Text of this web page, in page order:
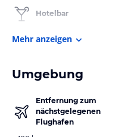
Hotelbar
Mehr anzeigen
Umgebung
Entfernung zum
nächstgelegenen
Flughafen